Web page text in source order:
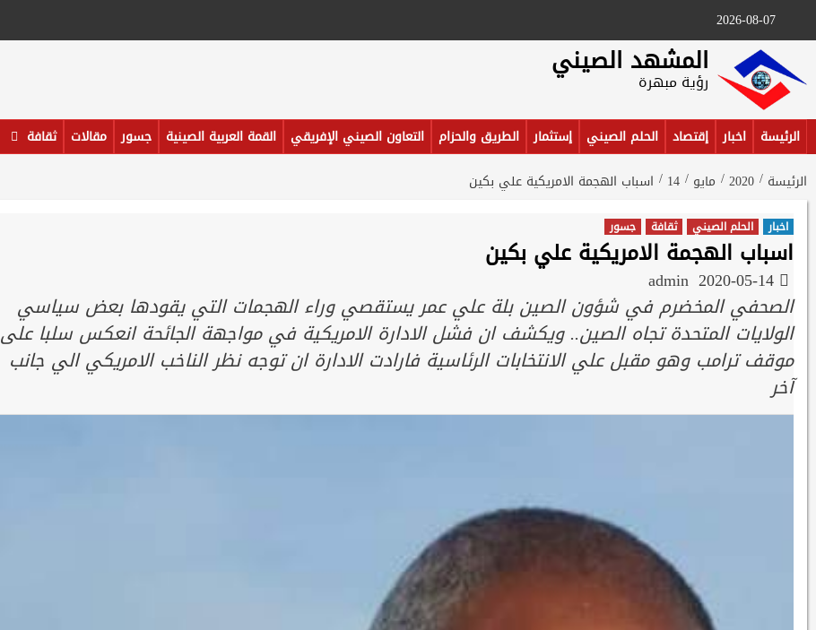
2026-08-07
المشهد الصيني
رؤية مبهرة
الرئيسة اخبار إقتصاد الحلم الصيني إستثمار الطريق والحزام التعاون الصيني الإفريقي القمة العربية الصينية جسور مقالات ثقافة
الرئيسة 2020 مايو 14 اسباب الهجمة الامريكية علي بكين
اخبار الحلم الصيني ثقافة جسور
اسباب الهجمة الامريكية علي بكين
admin
الصحفي المخضرم في شؤون الصين بلة علي عمر يستقصي وراء الهجمات التي يقودها بعض سياسي
الولايات المتحدة تجاه الصين.. ويكشف ان فشل الادارة الامريكية في مواجهة الجائحة انعكس سلبا على
موقف ترامب وهو مقبل علي الانتخابات الرئاسية فارادت الادارة ان توجه نظر الناخب الامريكي الي جانب
آخر